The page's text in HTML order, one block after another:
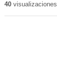
40visualizaciones